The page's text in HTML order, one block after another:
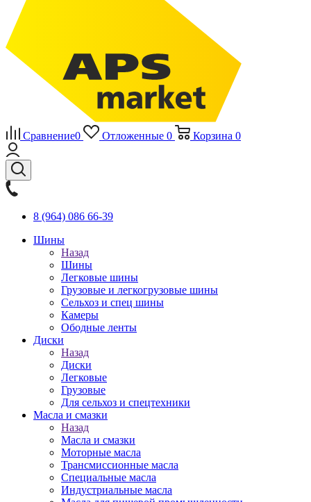
Сравнение0 Отложенные 0 Корзина 0
8 (964) 086 66-39
Шины
Назад
Шины
Легковые шины
Грузовые и легкогрузовые шины
Сельхоз и спец шины
Камеры
Ободные ленты
Диски
Назад
Диски
Легковые
Грузовые
Для сельхоз и спецтехники
Масла и смазки
Назад
Масла и смазки
Моторные масла
Трансмиссионные масла
Специальные масла
Индустриальные масла